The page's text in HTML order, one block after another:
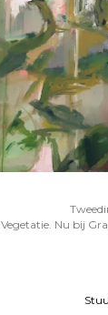
Vegetatie. Nu bij